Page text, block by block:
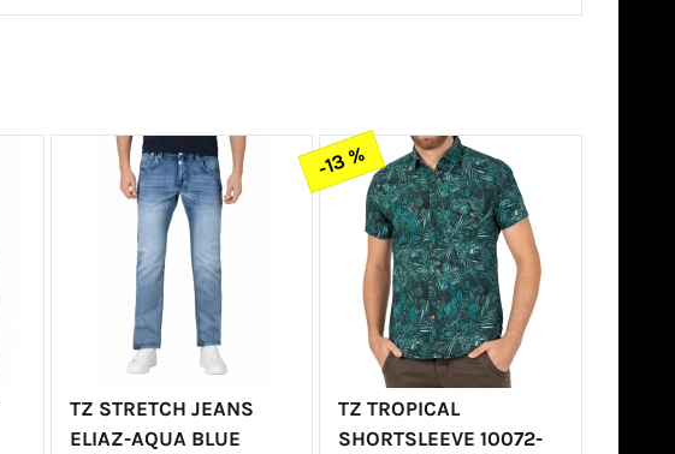
TZ STRETCH JEANS
ELIAZ-AQUA BLUE
-13 %
TZ TROPICAL
SHORTSLEEVE 10072-